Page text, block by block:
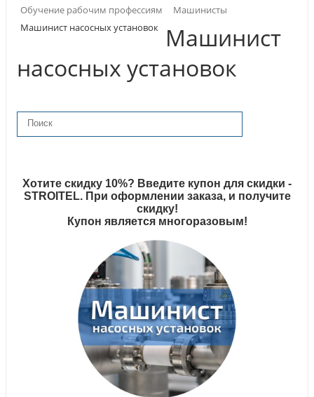
Обучение рабочим профессиям
Машинисты
Машинист насосных установок
Машинист
насосных установок
Хотите скидку 10%? Введите купон для скидки -
STROITEL. При оформлении заказа, и получите
скидку!
Купон является многоразовым!